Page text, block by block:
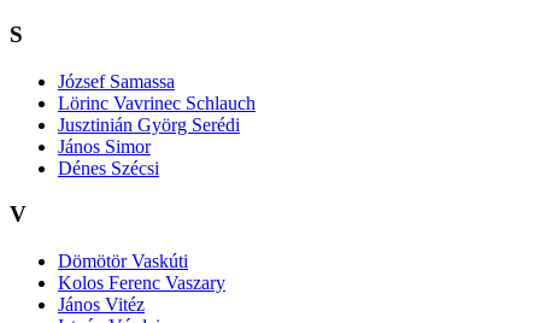
S
József Samassa
Lörinc Vavrinec Schlauch
Jusztinián Györg Serédi
János Simor
Dénes Szécsi
V
Dömötör Vaskúti
Kolos Ferenc Vaszary
János Vitéz